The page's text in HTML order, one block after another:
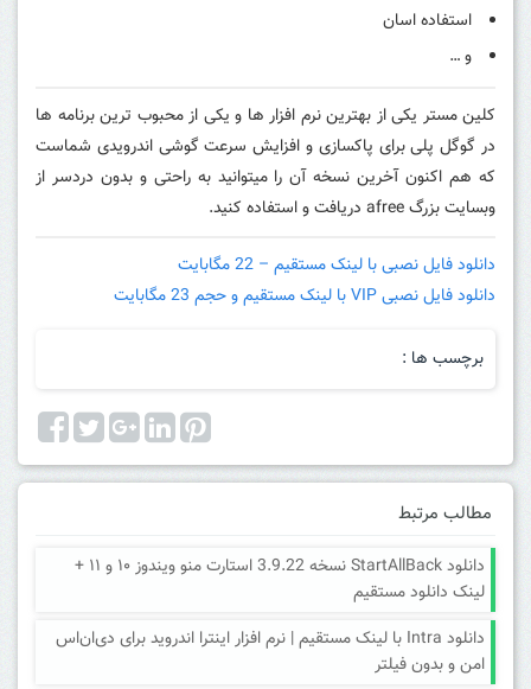
استفاده اسان
و …
کلین مستر یکی از بهترین نرم افزار ها و یکی از محبوب ترین برنامه ها
در گوگل پلی برای پاکسازی و افزایش سرعت گوشی اندرویدی شماست
که هم اکنون آخرین نسخه آن را میتوانید به راحتی و بدون دردسر از
وبسایت بزرگ afree دریافت و استفاده کنید.
دانلود فایل نصبی با لینک مستقیم – 22 مگابایت
دانلود فایل نصبی VIP با لینک مستقیم و حجم 23 مگابایت
برچسب ها :
مطالب مرتبط
دانلود StartAllBack نسخه 3.9.22 استارت منو ویندوز ۱۰ و ۱۱ +
لینک دانلود مستقیم
دانلود Intra با لینک مستقیم | نرم افزار اینترا اندروید برای دی‌ان‌اس
امن و بدون فیلتر